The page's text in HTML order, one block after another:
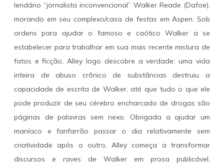
lendário “jornalista inconvencional” Walker Reade (Dafoe),
morando em seu complexo/casa de festas em Aspen. Sob
ordens para ajudar o famoso e caótico Walker a se
estabelecer para trabalhar em sua mais recente mistura de
fatos e ficção, Alley logo descobre a verdade: uma vida
inteira de abuso crônico de substâncias destruiu a
capacidade de escrita de Walker, até que tudo o que ele
pode produzir de seu cérebro encharcado de drogas são
páginas de palavras sem nexo. Obrigada a ajudar um
maníaco e fanfarrão passar o dia relativamente sem
criatividade após o outro, Alley começa a transformar
discursos e raves de Walker em prosa publicável,